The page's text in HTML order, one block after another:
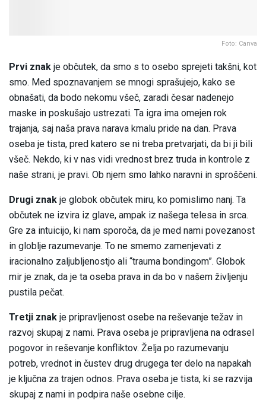
Foto: Canva
Prvi znak je občutek, da smo s to osebo sprejeti takšni, kot
smo. Med spoznavanjem se mnogi sprašujejo, kako se
obnašati, da bodo nekomu všeč, zaradi česar nadenejo
maske in poskušajo ustrezati. Ta igra ima omejen rok
trajanja, saj naša prava narava kmalu pride na dan. Prava
oseba je tista, pred katero se ni treba pretvarjati, da bi ji bili
všeč. Nekdo, ki v nas vidi vrednost brez truda in kontrole z
naše strani, je pravi. Ob njem smo lahko naravni in sproščeni.
Drugi znak je globok občutek miru, ko pomislimo nanj. Ta
občutek ne izvira iz glave, ampak iz našega telesa in srca.
Gre za intuicijo, ki nam sporoča, da je med nami povezanost
in globlje razumevanje. To ne smemo zamenjevati z
iracionalno zaljubljenostjo ali “trauma bondingom”. Globok
mir je znak, da je ta oseba prava in da bo v našem življenju
pustila pečat.
Tretji znak je pripravljenost osebe na reševanje težav in
razvoj skupaj z nami. Prava oseba je pripravljena na odrasel
pogovor in reševanje konfliktov. Želja po razumevanju
potreb, vrednot in čustev drug drugega ter delo na napakah
je ključna za trajen odnos. Prava oseba je tista, ki se razvija
skupaj z nami in podpira naše osebne cilje.